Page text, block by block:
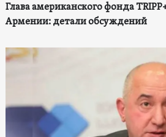
Глава американского фонда
Армении: детали обсуждений